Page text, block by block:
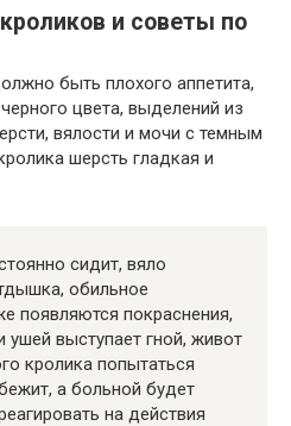
и советы по
быть плохого аппетита,
цвета, выделений из
вялости и мочи с темным
шерсть гладкая и
сидит, вяло
обильное
появляются покраснения,
ушей выступает гной, живот
кролика попытаться
а больной будет
на действия